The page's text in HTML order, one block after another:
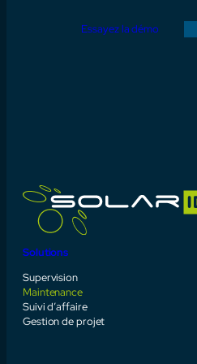
Essayez la démo
Solutions
Supervision
Maintenance
Suivi d’affaire
Gestion de projet